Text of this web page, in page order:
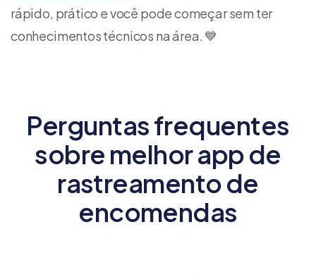
rápido, prático e você pode começar sem ter
conhecimentos técnicos na área. 💙
Perguntas frequentes
sobre melhor app de
rastreamento de
encomendas